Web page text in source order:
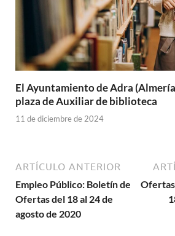
El Ayuntamiento de Adra
plaza de Auxiliar de biblioteca
11 de diciembre de 2024
ARTÍCULO ANTERIOR
Empleo Público: Boletín de
Ofertas del 18 al 24 de
agosto de 2020